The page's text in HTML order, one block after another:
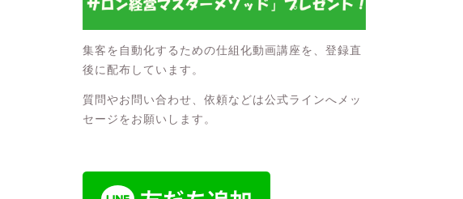
集客を自動化するための仕組化動画講座を、登録直
後に配布しています。
質問やお問い合わせ、依頼などは公式ラインへメッ
セージをお願いします。